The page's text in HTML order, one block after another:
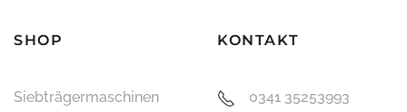
SHOP
Siebträger­maschinen
KONTAKT
0341 35253993